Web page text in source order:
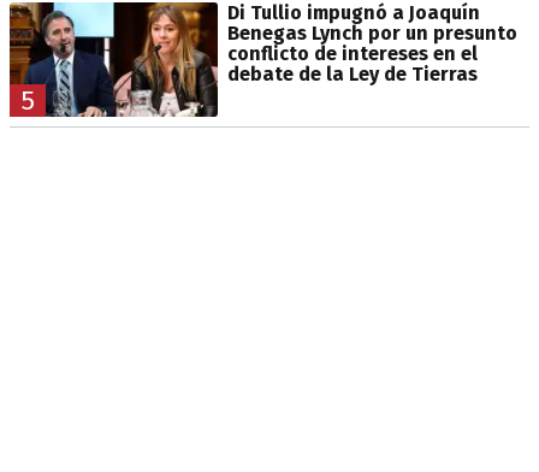
5
Di Tullio impugnó a Joaquín
Benegas Lynch por un presunto
conflicto de intereses en el
debate de la Ley de Tierras